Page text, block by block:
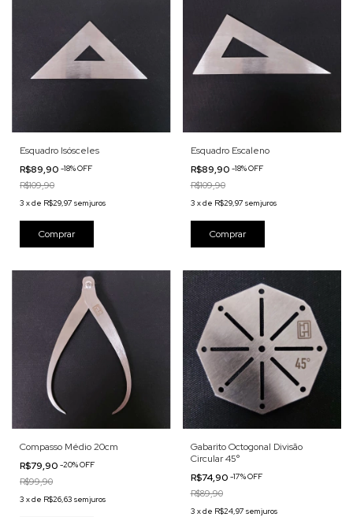
Esquadro Isósceles
R$89,90 -18%OFF
R$109,90
3 xde R$29,97 sem juros
Esquadro Escaleno
R$89,90 -18%OFF
R$109,90
3 xde R$29,97 sem juros
Compasso Médio 20cm
R$79,90 -20%OFF
R$99,90
3 xde R$26,63 sem juros
Gabarito Octogonal Divisão
Circular 45°
R$74,90 -17%OFF
R$89,90
3 xde R$24,97 sem juros